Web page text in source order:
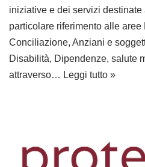
iniziative e dei servizi destinate
particolare riferimento alle
Conciliazione, Anziani e
Disabilità, Dipendenze, salute
attraverso… Leggi tutto »